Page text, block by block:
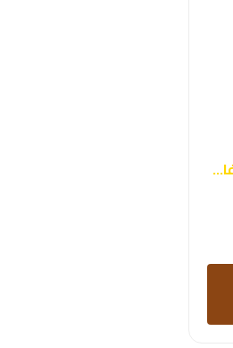
بلانكي كريم حفاض